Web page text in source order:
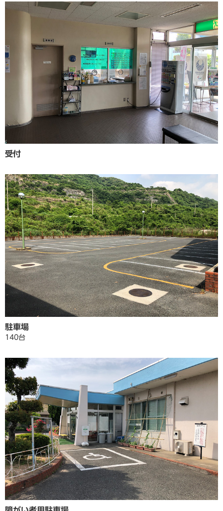
受付
駐車場
140台